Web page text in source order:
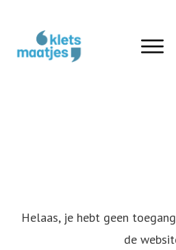
Helaas, je hebt geen
de